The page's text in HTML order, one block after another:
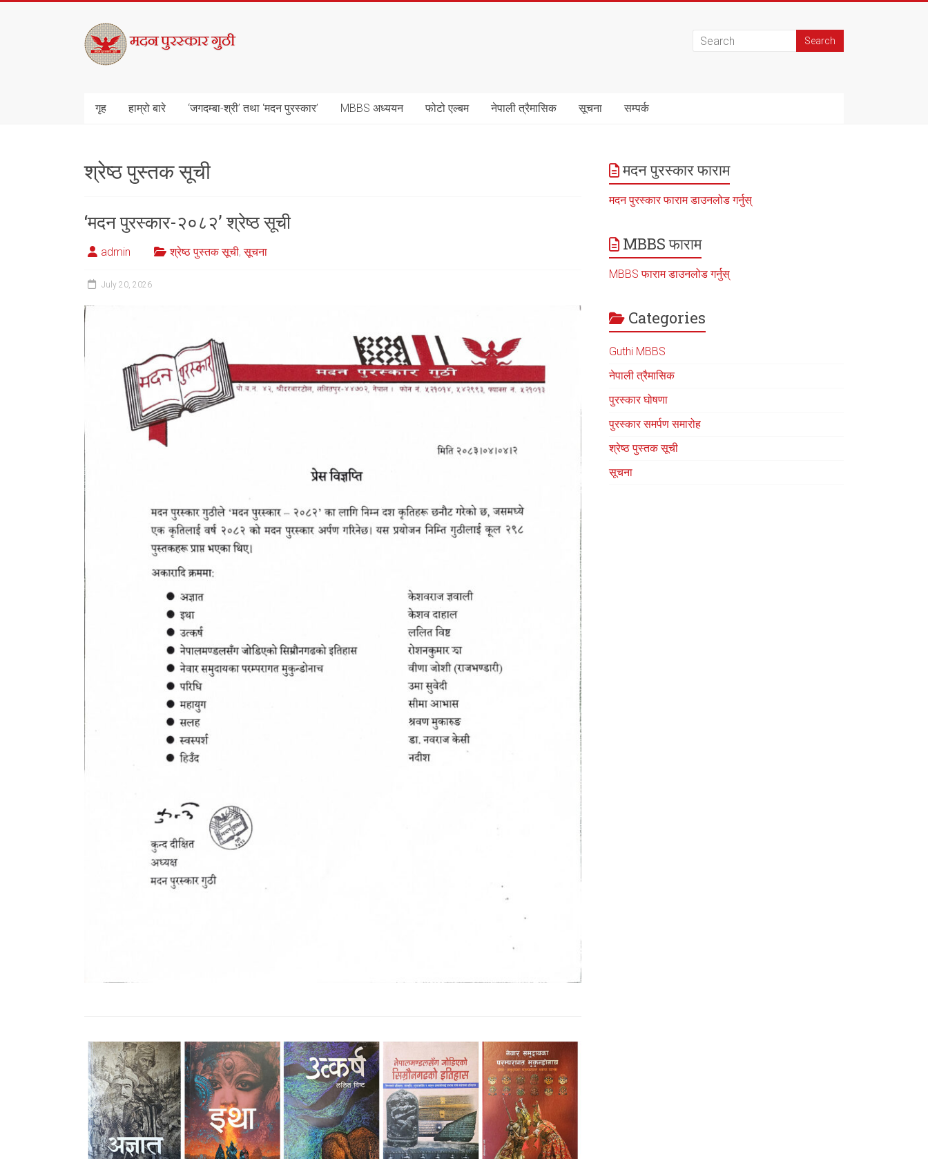
मदन
पुरस्कार
गुठी
गृह हाम्रो बारे ‘जगदम्बा-श्री’ तथा ‘मदन पुरस्कार’ MBBS अध्ययन फोटो एल्बम नेपाली त्रैमासिक सूचना सम्पर्क
श्रेष्ठ पुस्तक सूची
‘मदन पुरस्कार-२०८२’ श्रेष्ठ सूची
admin श्रेष्ठ पुस्तक सूची,सूचना
July 20, 2026
मदन पुरस्कार फाराम
मदन पुरस्कार फाराम डाउनलोड गर्नुस्
MBBS फाराम
MBBS फाराम डाउनलोड गर्नुस्
Categories
Guthi MBBS
नेपाली त्रैमासिक
पुरस्कार घोषणा
पुरस्कार समर्पण समारोह
श्रेष्ठ पुस्तक सूची
सूचना